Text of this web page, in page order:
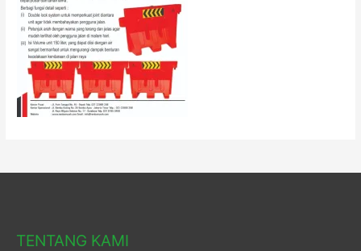
TENTANG KAMI